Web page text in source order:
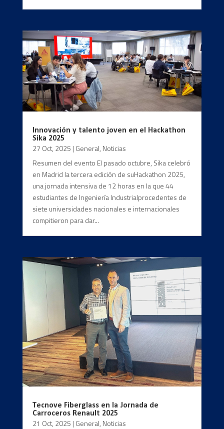
Innovación y talento joven en el Hackathon
Sika 2025
27 Oct, 2025 | General, Noticias
Resumen del evento El pasado octubre, Sika celebró
en Madrid la tercera edición de suHackathon 2025,
una jornada intensiva de 12 horas en la que 44
estudiantes de Ingeniería Industrialprocedentes de
siete universidades nacionales e internacionales
compitieron para dar...
Tecnove Fiberglass en la Jornada de
Carroceros Renault 2025
21 Oct, 2025 | General, Noticias